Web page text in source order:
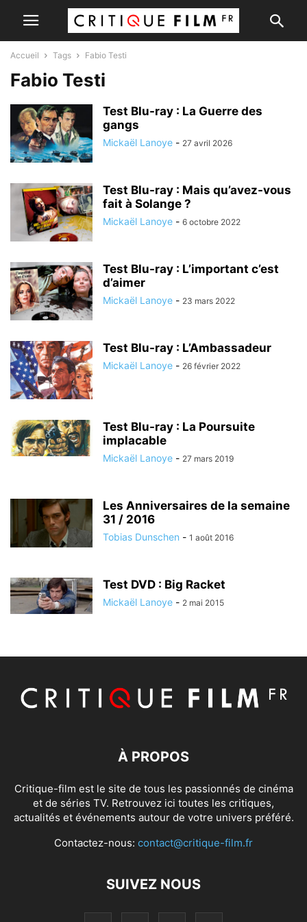
Accueil Tags Fabio Testi
Fabio Testi
Test Blu-ray : La Guerre des
gangs
Mickaël Lanoye - 27 avril 2026
Test Blu-ray : Mais qu’avez-vous
fait à Solange ?
Mickaël Lanoye - 6 octobre 2022
Test Blu-ray : L’important c’est
d’aimer
Mickaël Lanoye - 23 mars 2022
Test Blu-ray : L’Ambassadeur
Mickaël Lanoye - 26 février 2022
Test Blu-ray : La Poursuite
implacable
Mickaël Lanoye - 27 mars 2019
Les Anniversaires de la semaine
31 / 2016
Tobias Dunschen - 1 août 2016
Test DVD : Big Racket
Mickaël Lanoye - 2 mai 2015
À PROPOS
Critique-film est le site de tous les passionnés de cinéma
et de séries TV. Retrouvez ici toutes les critiques,
actualités et événements autour de votre univers préféré.
Contactez-nous: contact@critique-film.fr
SUIVEZ NOUS